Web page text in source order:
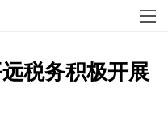
税务积极开展